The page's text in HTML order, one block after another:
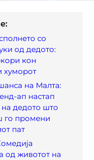
со
од дедото:
кон
хуморот
на Малта:
ап настап
на дедото што
го промени
пат
од животот на